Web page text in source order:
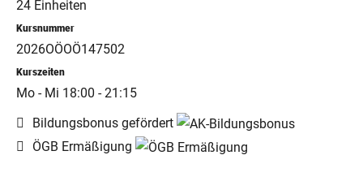
24 Einheiten
Kursnummer
2026OÖOÖ147502
Kurszeiten
Mo - Mi 18:00 - 21:15
Bildungsbonus gefördert
ÖGB Ermäßigung